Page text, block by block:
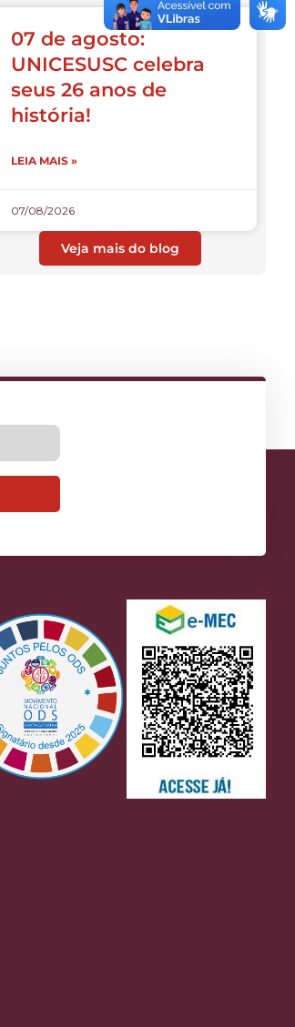
07 de agosto:
UNICESUSC celebra
seus 26 anos de
história!
LEIA MAIS »
07/08/2026
Veja mais do blog